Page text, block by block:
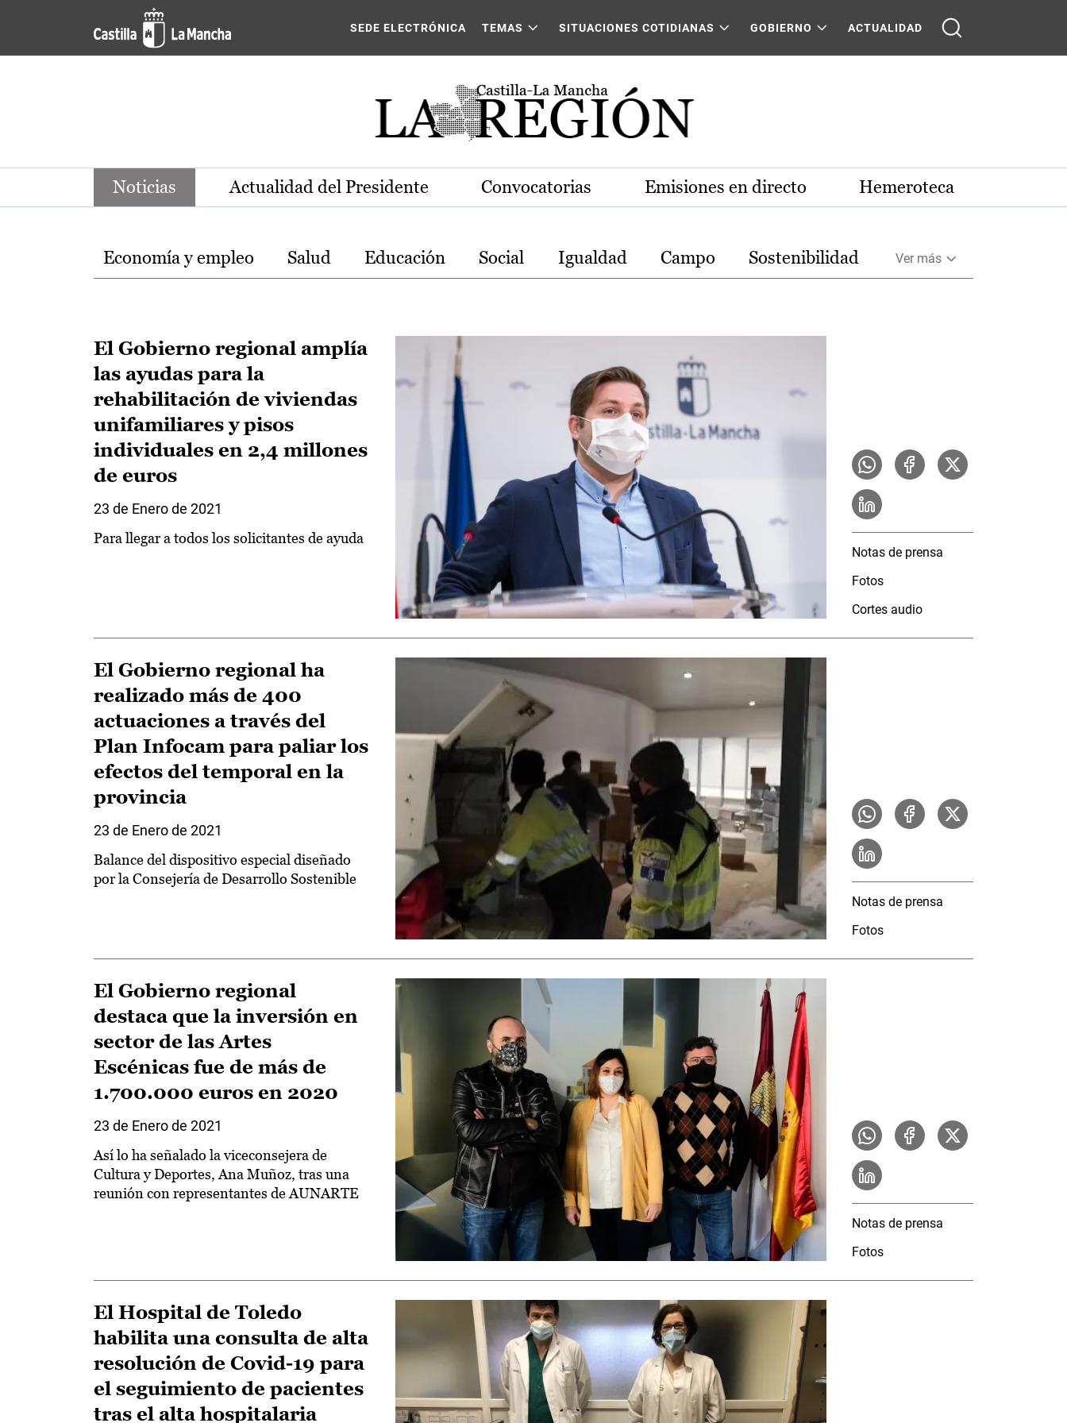
Pasar al contenido principal
Noticias de la región de Castilla-La Mancha
SEDE ELECTRÓNICA TEMAS SITUACIONES COTIDIANAS GOBIERNO ACTUALIDAD
Noticias Actualidad del Presidente Convocatorias Emisiones en directo Hemeroteca
Temas
Economía y empleo Salud Educación Social Igualdad Campo Sostenibilidad Ver más
El Gobierno regional amplía
las ayudas para la
rehabilitación de viviendas
unifamiliares y pisos
individuales en 2,4 millones
de euros
23 de Enero de 2021
Para llegar a todos los solicitantes de ayuda
Notas de prensa
Fotos
Cortes audio
El Gobierno regional ha
realizado más de 400
actuaciones a través del
Plan Infocam para paliar los
efectos del temporal en la
provincia
23 de Enero de 2021
Balance del dispositivo especial diseñado
por la Consejería de Desarrollo Sostenible
Notas de prensa
Fotos
El Gobierno regional
destaca que la inversión en
sector de las Artes
Escénicas fue de más de
1.700.000 euros en 2020
23 de Enero de 2021
Así lo ha señalado la viceconsejera de
Cultura y Deportes, Ana Muñoz, tras una
reunión con representantes de AUNARTE
Notas de prensa
Fotos
El Hospital de Toledo
habilita una consulta de alta
resolución de Covid-19 para
el seguimiento de pacientes
tras el alta hospitalaria